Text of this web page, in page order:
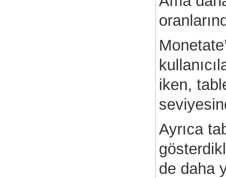
iken,
Ayrıca
de daha